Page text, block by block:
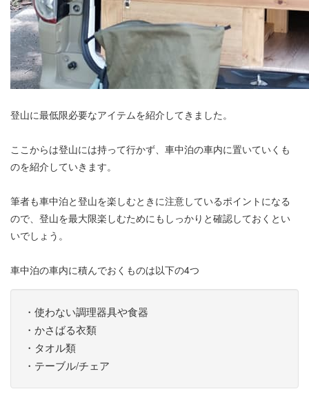
登山に最低限必要なアイテムを紹介してきました。
ここからは登山には持って行かず、車中泊の車内に置いていくも
のを紹介していきます。
筆者も車中泊と登山を楽しむときに注意しているポイントになる
ので、登山を最大限楽しむためにもしっかりと確認しておくとい
いでしょう。
車中泊の車内に積んでおくものは以下の4つ
・使わない調理器具や食器
・かさばる衣類
・タオル類
・テーブル/チェア